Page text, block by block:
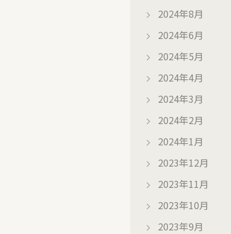
2024年8月
2024年6月
2024年5月
2024年4月
2024年3月
2024年2月
2024年1月
2023年12月
2023年11月
2023年10月
2023年9月